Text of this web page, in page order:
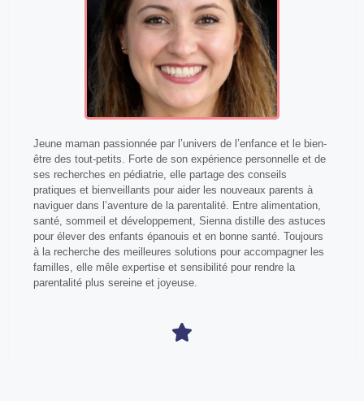
Jeune maman passionnée par l’univers de l’enfance et le bien-
être des tout-petits. Forte de son expérience personnelle et de
ses recherches en pédiatrie, elle partage des conseils
pratiques et bienveillants pour aider les nouveaux parents à
naviguer dans l’aventure de la parentalité. Entre alimentation,
santé, sommeil et développement, Sienna distille des astuces
pour élever des enfants épanouis et en bonne santé. Toujours
à la recherche des meilleures solutions pour accompagner les
familles, elle mêle expertise et sensibilité pour rendre la
parentalité plus sereine et joyeuse.